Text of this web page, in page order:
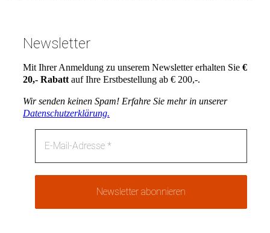
Ihre Telefonnummer: *
Ihre Anfrage*
Ich bin mit der Verarbeitung meiner Daten im Sinne der
Datenschutzerklärung einverstanden.
Bitte geben Sie die Antwort in Ziffern ein:
Absenden
Newsletter
Mit Ihrer Anmeldung zu unserem Newsletter erhalten Sie €
20,- Rabatt auf Ihre Erstbestellung ab € 200,-.
Wir senden keinen Spam! Erfahre Sie mehr in unserer
Datenschutzerklärung.